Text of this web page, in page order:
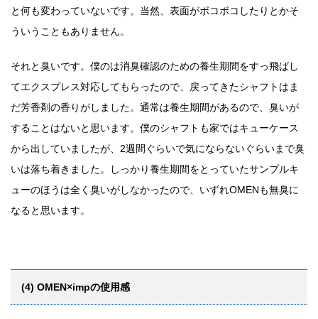
と何も変わっていないです。当然、表面がボコボコしたりとかそ
ういうこともありません。
それと臭いです。僕のは消臭確認のための養生期間をすっ飛ばし
てエクスプレス対応してもらったので、戻ってきたシャフトはま
だ芳香剤の香りがしました。通常は養生期間があるので、臭いが
することはないと思います。僕のシャフトも家ではキューケース
から出していましたが、2週間ぐらいで気にならないぐらいまで臭
いは落ち着きました。
しっかり養生期間をとっていたサンプルキ
ューのほうは全く臭いがしなかったので、いずれOMENも無臭に
なると思います。
(4) OMEN×impの使用感